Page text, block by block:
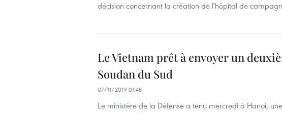
décision concernant la création de l'hôpital de
Le Vietnam prêt à envoyer un
Soudan du Sud
07/11/2019 01:48
Le ministère de la Défense a tenu mercredi à Hanoi,